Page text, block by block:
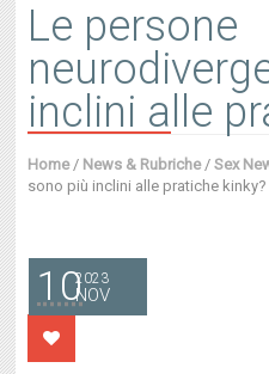
Le persone
inclini alle
Home / News & Rubriche /Sex
sono più inclini alle pratiche kinky?
102023
NOV